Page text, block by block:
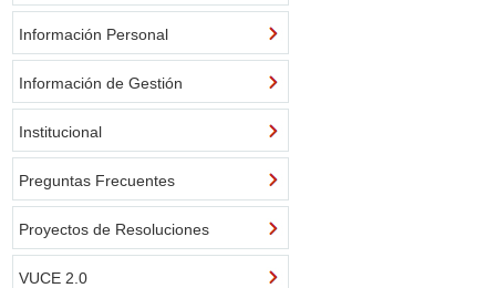
Información Personal
Información de Gestión
Institucional
Preguntas Frecuentes
Proyectos de Resoluciones
VUCE 2.0